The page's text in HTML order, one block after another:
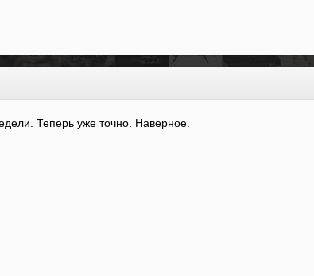
Теперь уже точно. Наверное.